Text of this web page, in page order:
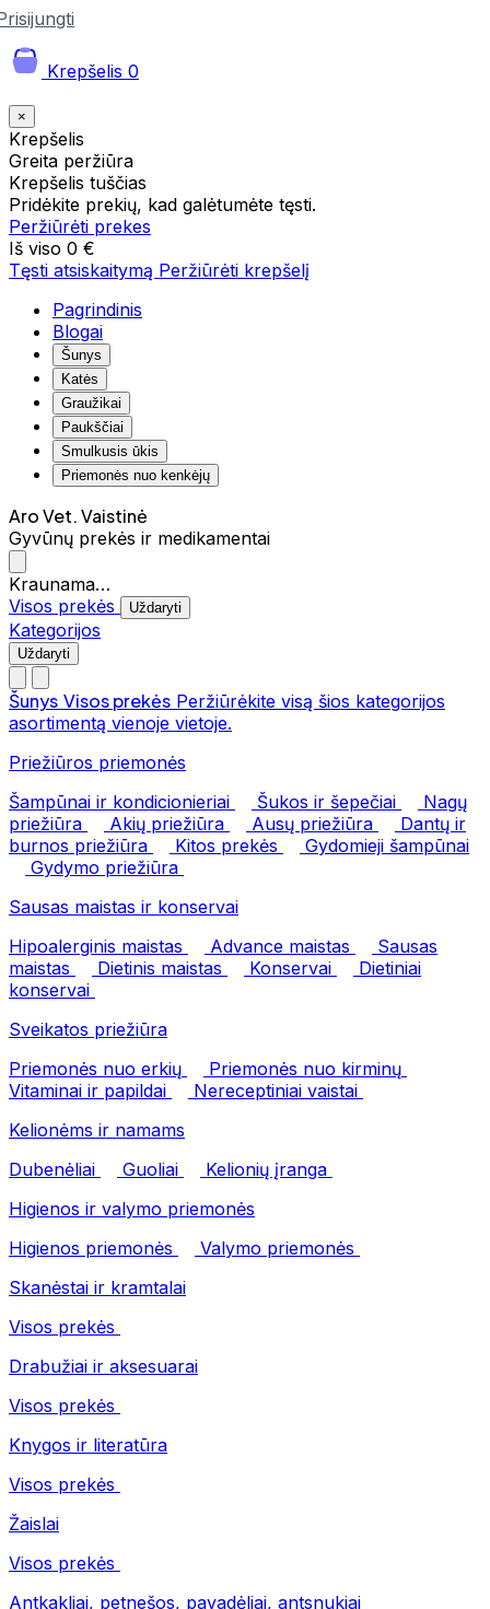
Krepšelis 0
×
Krepšelis
Greita peržiūra
Krepšelis tuščias
Pridėkite prekių, kad galėtumėte tęsti.
Peržiūrėti prekes
Iš viso 0 €
Tęsti atsiskaitymą Peržiūrėti krepšelį
Pagrindinis
Blogai
Šunys
Katės
Graužikai
Paukščiai
Smulkusis ūkis
Priemonės nuo kenkėjų
Aro Vet. Vaistinė
Gyvūnų prekės ir medikamentai
Kraunama…
Visos prekės
Uždaryti
Kategorijos
Uždaryti
Šunys Visos prekės Peržiūrėkite visą šios kategorijos
asortimentą vienoje vietoje.
Priežiūros priemonės
Šampūnai ir kondicionieriai
Šukos ir šepečiai
Nagų
priežiūra
Akių priežiūra Ausų priežiūra
Dantų ir
burnos priežiūra
Kitos prekės
Gydomieji šampūnai
Gydymo priežiūra
Sausas maistas ir konservai
Hipoalerginis maistas
Advance maistas
Sausas
maistas
Dietinis maistas Konservai
Dietiniai
konservai
Sveikatos priežiūra
Priemonės nuo erkių
Priemonės nuo kirminų
Vitaminai ir papildai
Nereceptiniai vaistai
Kelionėms ir namams
Dubenėliai
Guoliai
Kelionių įranga
Higienos ir valymo priemonės
Higienos priemonės
Valymo priemonės
Skanėstai ir kramtalai
Visos prekės
Drabužiai ir aksesuarai
Visos prekės
Knygos ir literatūra
Visos prekės
Žaislai
Visos prekės
Antkakliai, petnešos, pavadėliai, antsnukiai